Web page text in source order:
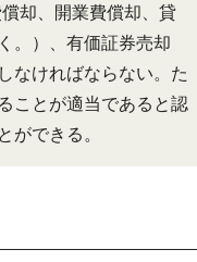
却、開業費償却、貸
。）、有価証券売却
なければならない。た
ことが適当であると認
できる。